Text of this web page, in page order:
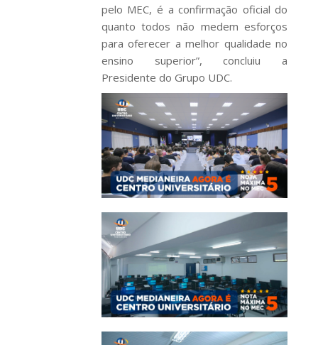
pelo MEC, é a confirmação oficial do
quanto todos não medem esforços
para oferecer a melhor qualidade no
ensino superior”, concluiu a
Presidente do Grupo UDC.